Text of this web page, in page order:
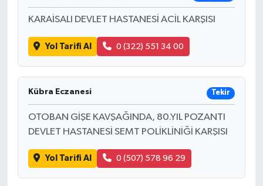
KARAİSALI DEVLET HASTANESİ ACİL KARŞISI
Yol Tarifi Al 0 (322) 551 34 00
Kübra Eczanesi Tekir
OTOBAN GİŞE KAVŞAĞINDA, 80.YIL POZANTI
DEVLET HASTANESİ SEMT POLİKLİNİĞİ KARŞISI
Yol Tarifi Al 0 (507) 578 96 29